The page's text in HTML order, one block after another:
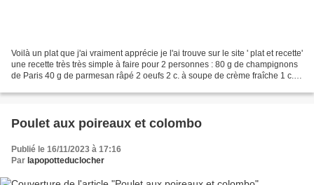
Voilà un plat que j'ai vraiment apprécie je l'ai trouve sur le site ' plat et recette'
une recette très très simple à faire pour 2 personnes : 80 g de champignons
de Paris 40 g de parmesan râpé 2 oeufs 2 c. à soupe de crème fraîche 1 c. à
Poulet aux poireaux et colombo
Publié le 16/11/2023 à 17:16
Par lapopotteduclocher